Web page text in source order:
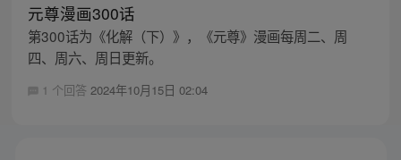
元尊漫画300话
第300话为《化解（下）》，《元尊》漫画每周二、周
四、周六、周日更新。
1 个回答 2024年10月15日 02:04